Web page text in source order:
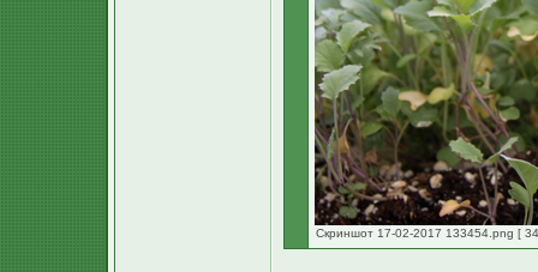
Скриншот 17-02-2017 133454.png [